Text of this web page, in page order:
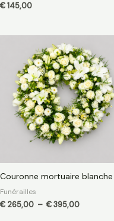
€145,00
Couronne mortuaire blanche
Funérailles
€ 265,00 – €395,00
de
prix :
€ 265,00
à
€ 395,00